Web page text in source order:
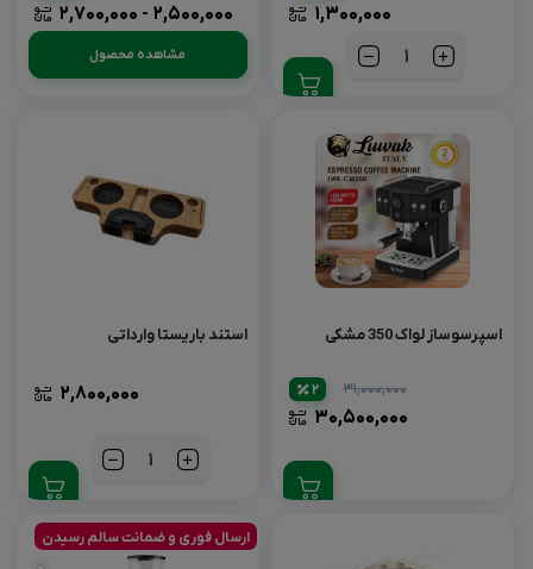
۱,۳۰۰,۰۰۰
تعداد
۲,۵۰۰,۰۰۰ - ۲,۷۰۰,۰۰۰
مشاهده محصول
اسپرسوساز لواک 350 مشکی
۳۱,۰۰۰,۰۰۰
۳۰,۵۰۰,۰۰۰
2
استند باریستا وارداتی
۲,۸۰۰,۰۰۰
تعداد
ارسال فوری و ضمانت سالم رسیدن